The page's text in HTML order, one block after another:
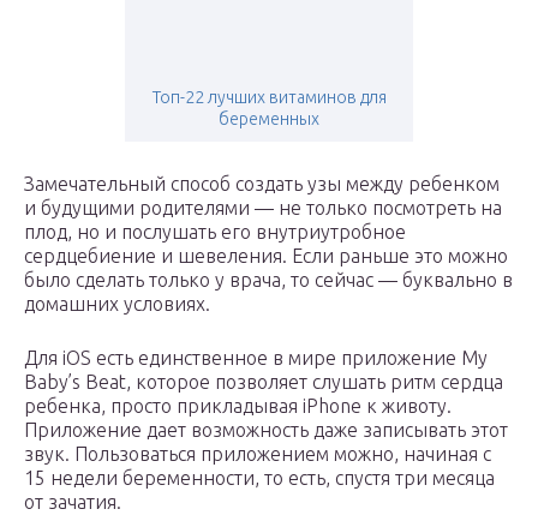
Топ-22 лучших витаминов для
беременных
Замечательный способ создать узы между ребенком
и будущими родителями — не только посмотреть на
плод, но и послушать его внутриутробное
сердцебиение и шевеления. Если раньше это можно
было сделать только у врача, то сейчас — буквально в
домашних условиях.
Для iOS есть единственное в мире приложение My
Baby’s Beat, которое позволяет слушать ритм сердца
ребенка, просто прикладывая iPhone к животу.
Приложение дает возможность даже записывать этот
звук. Пользоваться приложением можно, начиная с
15 недели беременности, то есть, спустя три месяца
от зачатия.